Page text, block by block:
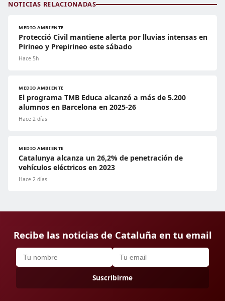
NOTICIAS RELACIONADAS
MEDIO AMBIENTE
Protecció Civil mantiene alerta por lluvias intensas en
Pirineo y Prepirineo este sábado
Hace 5h
MEDIO AMBIENTE
El programa TMB Educa alcanzó a más de 5.200
alumnos en Barcelona en 2025-26
Hace 2 días
MEDIO AMBIENTE
Catalunya alcanza un 26,2% de penetración de
vehículos eléctricos en 2023
Hace 2 días
Recibe las noticias de Cataluña en tu email
Suscribirme